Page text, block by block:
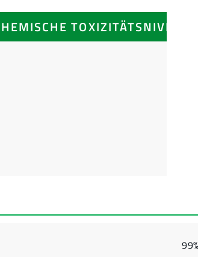
TOXIZITÄTSNIVEAUS